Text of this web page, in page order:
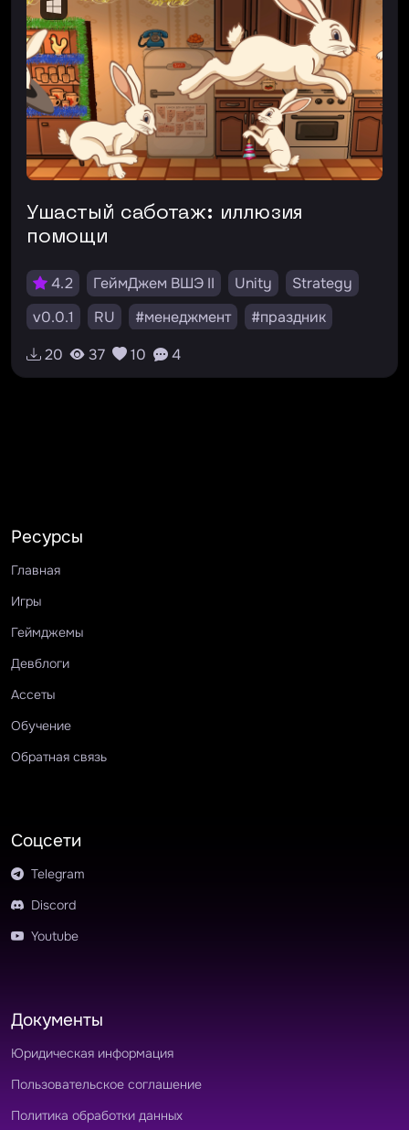
Ушастый саботаж: иллюзия
помощи
4.2 ГеймДжем ВШЭ II Unity
Strategy
v0.0.1
RU #менеджмент
#праздник
#новыйгод
20 37 10 4
Ресурсы
Главная
Игры
Геймджемы
Девблоги
Ассеты
Обучение
Обратная связь
Соцсети
Telegram
Discord
Youtube
Документы
Юридическая информация
Пользовательское соглашение
Политика обработки данных